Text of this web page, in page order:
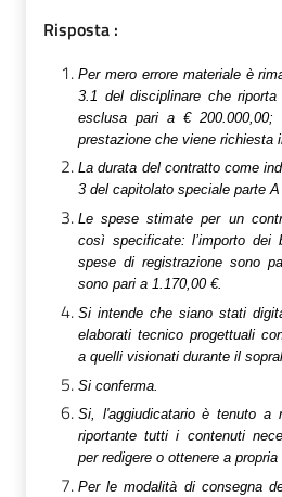
Risposta :
Per mero errore materiale è
3.1 del disciplinare che
esclusa pari a € 200.000,00;
prestazione che viene richiesta
La durata del contratto come
3 del capitolato speciale parte
Le spese stimate per un
così specificate: l’importo
spese di registrazione sono
sono pari a 1.170,00 €.
Si intende che siano stati
elaborati tecnico progettuali
a quelli visionati durante il
Si conferma.
Si, l'aggiudicatario è tenuto a
riportante tutti i contenuti
per redigere o ottenere a
Per le modalità di consegna